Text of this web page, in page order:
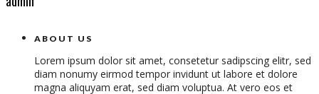
ABOUT US
Lorem ipsum dolor sit amet, consetetur sadipscing elitr, sed
diam nonumy eirmod tempor invidunt ut labore et dolore
magna aliquyam erat, sed diam voluptua. At vero eos et